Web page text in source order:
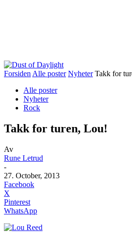
Forsiden Alle poster Nyheter Takk for
Alle poster
Nyheter
Rock
Takk for turen, Lou!
Av
Rune Letrud
-
27. October, 2013
Facebook
X
Pinterest
WhatsApp